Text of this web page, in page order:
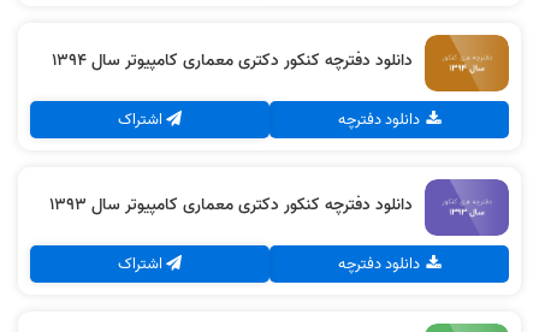
دانلود دفترچه کنکور دکتری معماری کامپیوتر سال 1394
دانلود دفترچه اشتراک
دانلود دفترچه کنکور دکتری معماری کامپیوتر سال 1393
دانلود دفترچه اشتراک